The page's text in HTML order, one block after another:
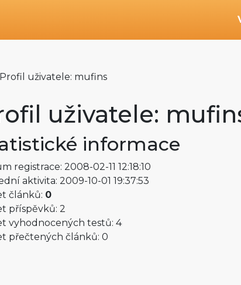
Profil uživatele: mufins
uživatele:
informace
registrace: 2008-02-11 12:18:10
aktivita: 2009-10-01 19:37:53
článků: 0
příspěvků: 2
vyhodnocených testů: 4
přečtených článků: 0